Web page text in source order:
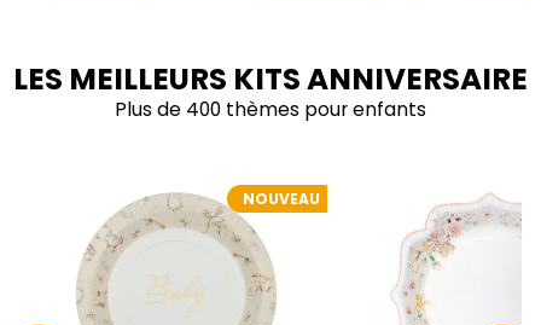
LES MEILLEURS KITS ANNIVERSAIRE
Plus de 400 thèmes pour enfants
NOUVEAU